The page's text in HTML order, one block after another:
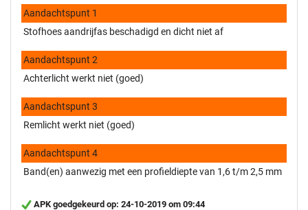
Aandachtspunt 1
Stofhoes aandrijfas beschadigd en dicht niet af
Aandachtspunt 2
Achterlicht werkt niet (goed)
Aandachtspunt 3
Remlicht werkt niet (goed)
Aandachtspunt 4
Band(en) aanwezig met een profieldiepte van 1,6 t/m 2,5 mm
APK goedgekeurd op: 24-10-2019 om 09:44